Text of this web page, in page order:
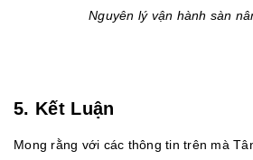
Nguyên lý vận hành sàn
5. Kết Luận
Mong rằng với các thông tin trên mà